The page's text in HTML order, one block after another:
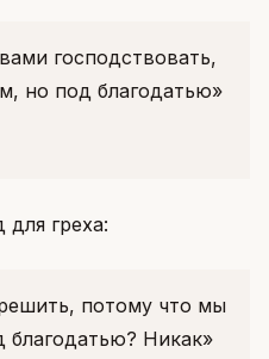
господствовать,
но под благодатью»
греха:
потому что мы
благодатью? Никак»